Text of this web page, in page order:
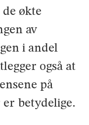
økte
av
i andel
også at
på
betydelige.